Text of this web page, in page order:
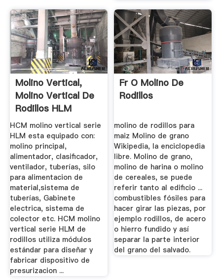
Molino Vertical,
Molino Vertical De
Rodillos HLM
Molino ...
HCM molino vertical serie
HLM esta equipado con:
molino principal,
alimentador, clasificador,
ventilador, tuberías, silo
para alimentacion de
material,sistema de
tuberías, Gabinete
electrica, sistema de
colector etc. HCM molino
vertical serie HLM de
rodillos utiliza módulos
estándar para diseñar y
fabricar dispositivo de
presurizacion ...
Fr O Molino De
Rodillos
molino de rodillos para
maiz Molino de grano
Wikipedia, la enciclopedia
libre. Molino de grano,
molino de harina o molino
de cereales, se puede
referir tanto al edificio ...
combustibles fósiles para
hacer girar las piezas, por
ejemplo rodillos, de acero
o hierro fundido y así
separar la parte interior
del grano del salvado.